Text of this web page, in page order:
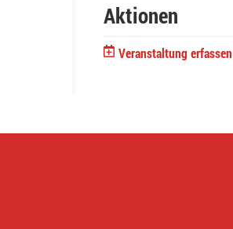
Aktionen
Veranstaltung erfassen